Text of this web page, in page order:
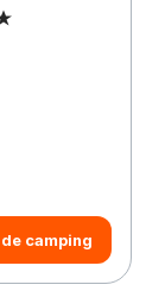
camping